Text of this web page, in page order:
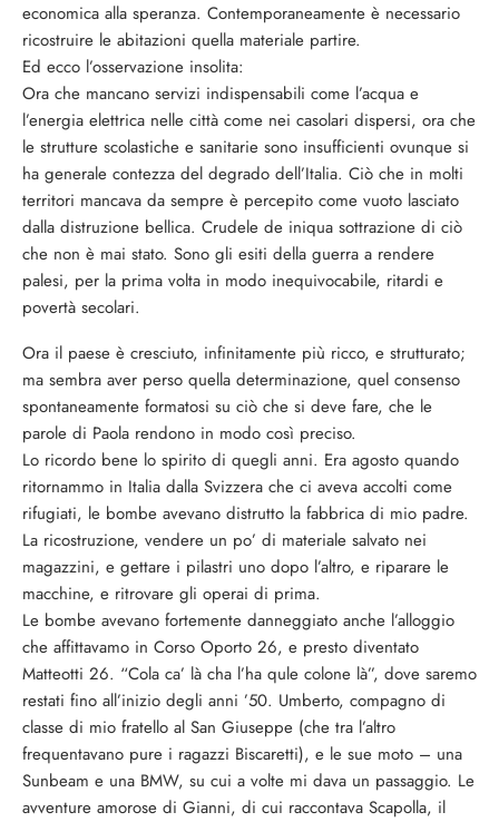
economica alla speranza. Contemporaneamente è necessario
ricostruire le abitazioni quella materiale partire.
Ed ecco l’osservazione insolita:
Ora che mancano servizi indispensabili come l’acqua e
l’energia elettrica nelle città come nei casolari dispersi, ora che
le strutture scolastiche e sanitarie sono insufficienti ovunque si
ha generale contezza del degrado dell’Italia. Ciò che in molti
territori mancava da sempre è percepito come vuoto lasciato
dalla distruzione bellica. Crudele de iniqua sottrazione di ciò
che non è mai stato. Sono gli esiti della guerra a rendere
palesi, per la prima volta in modo inequivocabile, ritardi e
povertà secolari.
Ora il paese è cresciuto, infinitamente più ricco, e strutturato;
ma sembra aver perso quella determinazione, quel consenso
spontaneamente formatosi su ciò che si deve fare, che le
parole di Paola rendono in modo così preciso.
Lo ricordo bene lo spirito di quegli anni. Era agosto quando
ritornammo in Italia dalla Svizzera che ci aveva accolti come
rifugiati, le bombe avevano distrutto la fabbrica di mio padre.
La ricostruzione, vendere un po’ di materiale salvato nei
magazzini, e gettare i pilastri uno dopo l’altro, e riparare le
macchine, e ritrovare gli operai di prima.
Le bombe avevano fortemente danneggiato anche l’alloggio
che affittavamo in Corso Oporto 26, e presto diventato
Matteotti 26. “Cola ca’ là cha l’ha qule colone là”, dove saremo
restati fino all’inizio degli anni ’50. Umberto, compagno di
classe di mio fratello al San Giuseppe (che tra l’altro
frequentavano pure i ragazzi Biscaretti), e le sue moto – una
Sunbeam e una BMW, su cui a volte mi dava un passaggio. Le
avventure amorose di Gianni, di cui raccontava Scapolla, il